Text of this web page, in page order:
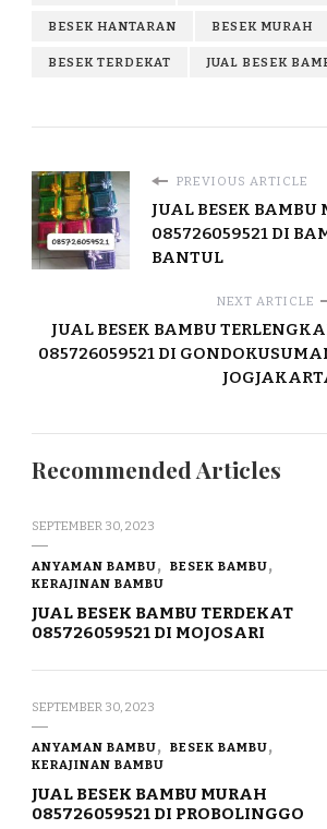
BESEK HANTARAN BESEK MURAH
BESEK TERDEKAT JUAL BESEK
PREVIOUS ARTICLE
JUAL BESEK BAMBU
085726059521 DI
BANTUL
NEXT ARTICLE
JUAL BESEK BAMBU
085726059521 DI
Recommended Articles
SEPTEMBER 30, 2023
ANYAMAN BAMBU
BESEK BAMBU
KERAJINAN BAMBU
JUAL BESEK BAMBU TERDEKAT
085726059521 DI MOJOSARI
SEPTEMBER 30, 2023
ANYAMAN BAMBU
BESEK BAMBU
KERAJINAN BAMBU
JUAL BESEK BAMBU MURAH
085726059521 DI PROBOLINGGO